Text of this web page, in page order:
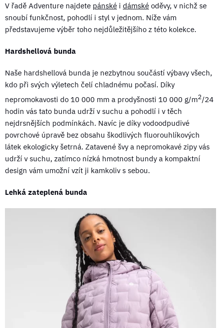
V řadě Adventure najdete pánské i dámské oděvy, v nichž se
snoubí funkčnost, pohodlí i styl v jednom. Níže vám
představujeme výběr toho nejdůležitějšího z této kolekce.
Hardshellová bunda
Naše hardshellová bunda je nezbytnou součástí výbavy všech,
kdo při svých výletech čelí chladnému počasí. Díky
nepromokavosti do 10 000 mm a prodyšnosti 10 000 g/m2/24
hodin vás tato bunda udrží v suchu a pohodlí i v těch
nejdrsnějších podmínkách. Navíc je díky vodoodpudivé
povrchové úpravě bez obsahu škodlivých fluorouhlíkových
látek ekologicky šetrná. Zatavené švy a nepromokavé zipy vás
udrží v suchu, zatímco nízká hmotnost bundy a kompaktní
design vám umožní vzít ji kamkoliv s sebou.
Lehká zateplená bunda